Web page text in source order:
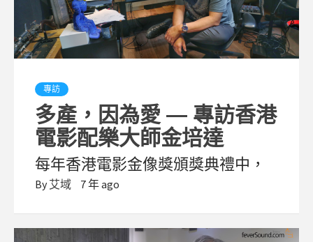
專訪
多產，因為愛 — 專訪香港
電影配樂大師金培達
每年香港電影金像獎頒獎典禮中，
By 艾域 7 年 ago